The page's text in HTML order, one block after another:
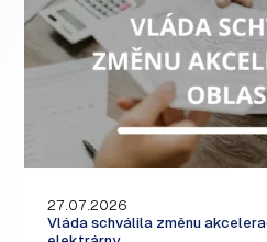
27.07.2026
Vláda schválila změnu